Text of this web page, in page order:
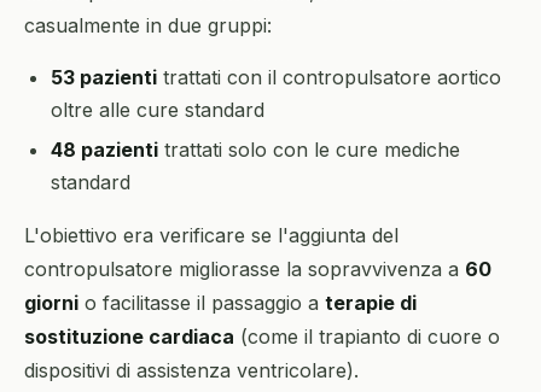
casualmente in due gruppi:
53 pazienti trattati con il contropulsatore aortico
oltre alle cure standard
48 pazienti trattati solo con le cure mediche
standard
L'obiettivo era verificare se l'aggiunta del
contropulsatore migliorasse la sopravvivenza a 60
giorni o facilitasse il passaggio a terapie di
sostituzione cardiaca (come il trapianto di cuore o
dispositivi di assistenza ventricolare).